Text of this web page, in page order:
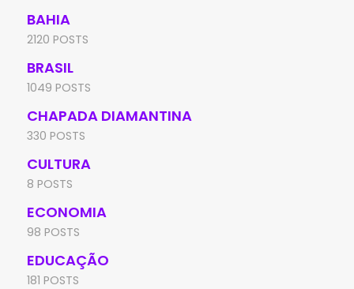
BAHIA
2120 POSTS
BRASIL
1049 POSTS
CHAPADA DIAMANTINA
330 POSTS
CULTURA
8 POSTS
ECONOMIA
98 POSTS
EDUCAÇÃO
181 POSTS